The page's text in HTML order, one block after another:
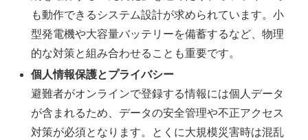
も動作できるシステム設計が求められています。小
型発電機や大容量バッテリーを備蓄するなど、物理
的な対策と組み合わせることも重要です。
個人情報保護とプライバシー
避難者がオンラインで登録する情報には個人データ
が含まれるため、データの安全管理や不正アクセス
対策が必須となります。とくに大規模災害時は混乱